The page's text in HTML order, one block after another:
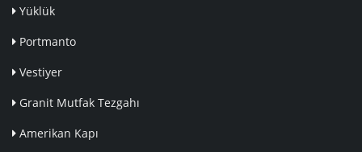
Yüklük
Portmanto
Vestiyer
Granit Mutfak Tezgahı
Amerikan Kapı